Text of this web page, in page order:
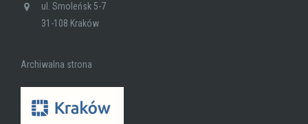
ul. Smoleńsk 5-7
31-108 Kraków
Archiwalna strona